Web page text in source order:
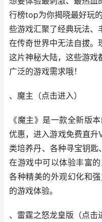
行榜top为你揭晓最好玩
些游戏汇聚了经典玩法、
在传奇世界中无法自拔。
这片神秘大陆，这些游戏
广泛的游戏需求哦！
、魔主（点击进入）
《魔主》是一款全新版
优惠，进入游戏免费直升
类培养丹、各种寻宝钥匙
在游戏中可以体验丰富
各种精美的外观幻化和
的游戏体验。
、雷霆之怒龙皇版 （点击